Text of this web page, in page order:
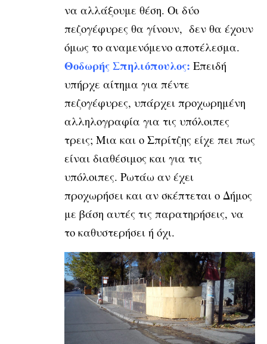
να αλλάξουμε θέση. Οι δύο
πεζογέφυρες θα γίνουν, δεν θα έχουν
όμως το αναμενόμενο αποτέλεσμα.
Θοδωρής Σπηλιόπουλος: Επειδή
υπήρχε αίτημα για πέντε
πεζογέφυρες, υπάρχει προχωρημένη
αλληλογραφία για τις υπόλοιπες
τρεις; Μια και ο Σπρίτζης είχε πει πως
είναι διαθέσιμος και για τις
υπόλοιπες. Ρωτάω αν έχει
προχωρήσει και αν σκέπτεται ο Δήμος
με βάση αυτές τις παρατηρήσεις, να
το καθυστερήσει ή όχι.